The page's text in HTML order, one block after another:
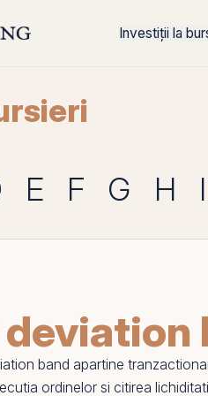
Investiții la
E F G H I
band apartine
ordinelor si citirea